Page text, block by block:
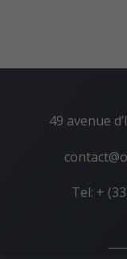
49 avenue
Tel: +